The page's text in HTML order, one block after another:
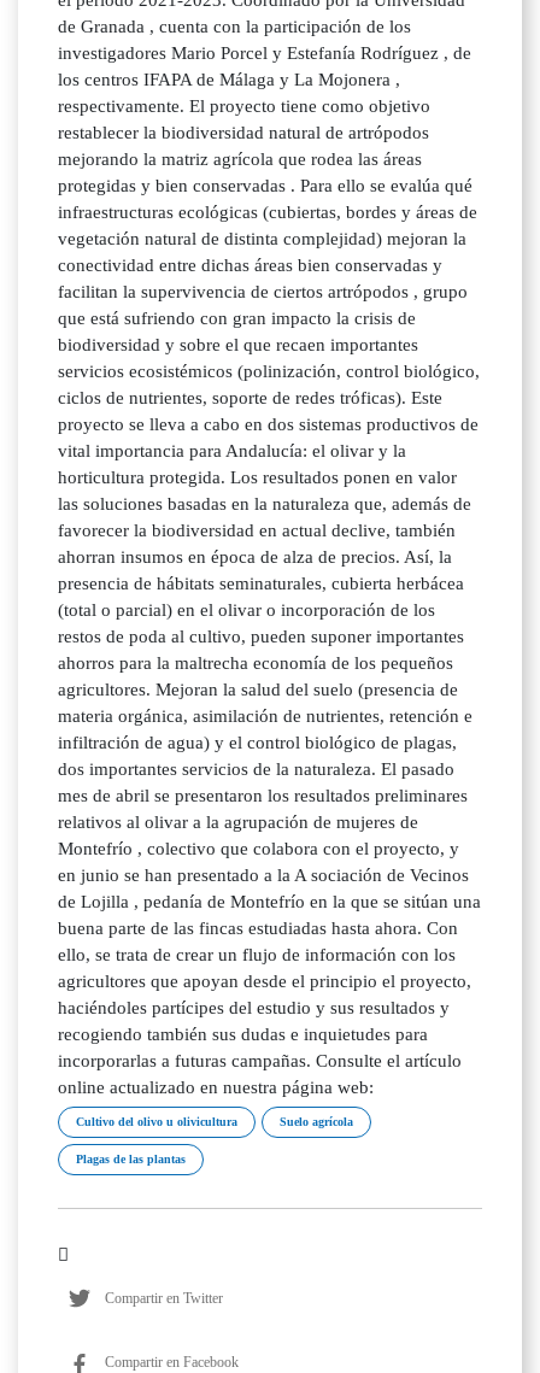
de Granada , cuenta con la participación de los
investigadores Mario Porcel y Estefanía Rodríguez , de
los centros IFAPA de Málaga y La Mojonera ,
respectivamente. El proyecto tiene como objetivo
restablecer la biodiversidad natural de artrópodos
mejorando la matriz agrícola que rodea las áreas
protegidas y bien conservadas . Para ello se evalúa qué
infraestructuras ecológicas (cubiertas, bordes y áreas de
vegetación natural de distinta complejidad) mejoran la
conectividad entre dichas áreas bien conservadas y
facilitan la supervivencia de ciertos artrópodos , grupo
que está sufriendo con gran impacto la crisis de
biodiversidad y sobre el que recaen importantes
servicios ecosistémicos (polinización, control biológico,
ciclos de nutrientes, soporte de redes tróficas). Este
proyecto se lleva a cabo en dos sistemas productivos de
vital importancia para Andalucía: el olivar y la
horticultura protegida. Los resultados ponen en valor
las soluciones basadas en la naturaleza que, además de
favorecer la biodiversidad en actual declive, también
ahorran insumos en época de alza de precios. Así, la
presencia de hábitats seminaturales, cubierta herbácea
(total o parcial) en el olivar o incorporación de los
restos de poda al cultivo, pueden suponer importantes
ahorros para la maltrecha economía de los pequeños
agricultores. Mejoran la salud del suelo (presencia de
materia orgánica, asimilación de nutrientes, retención e
infiltración de agua) y el control biológico de plagas,
dos importantes servicios de la naturaleza. El pasado
mes de abril se presentaron los resultados preliminares
relativos al olivar a la agrupación de mujeres de
Montefrío , colectivo que colabora con el proyecto, y
en junio se han presentado a la A sociación de Vecinos
de Lojilla , pedanía de Montefrío en la que se sitúan una
buena parte de las fincas estudiadas hasta ahora. Con
ello, se trata de crear un flujo de información con los
agricultores que apoyan desde el principio el proyecto,
haciéndoles partícipes del estudio y sus resultados y
recogiendo también sus dudas e inquietudes para
incorporarlas a futuras campañas. Consulte el artículo
online actualizado en nuestra página web:
Cultivo del olivo u olivicultura Suelo agrícola
Plagas de las plantas
Compartir en Twitter
Compartir en Facebook